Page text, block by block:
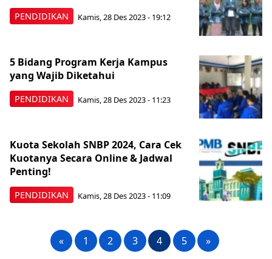
PENDIDIKAN Kamis, 28 Des 2023 - 19:12
PENDIDIKAN
5 Bidang Program Kerja Kampus
yang Wajib Diketahui
Kamis, 28 Des 2023 - 11:23
PENDIDIKAN
Kuota Sekolah SNBP 2024, Cara Cek
Kuotanya Secara Online & Jadwal
Penting!
Kamis, 28 Des 2023 - 11:09
« 1 2 3 4 5 »